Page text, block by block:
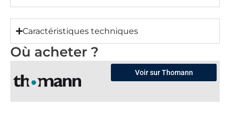
Caractéristiques techniques
Où acheter ?
Voir sur Thomann